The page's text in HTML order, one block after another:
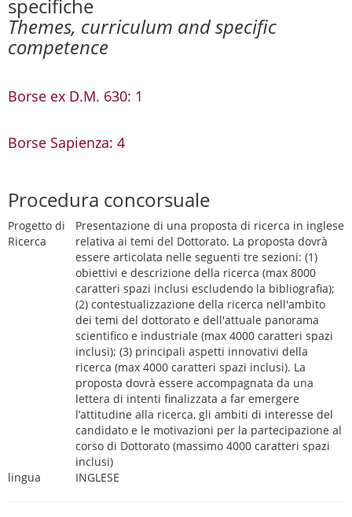
specifiche
Themes, curriculum and specific
competence
Borse ex D.M. 630: 1
Borse Sapienza: 4
Procedura concorsuale
Progetto di
Ricerca
Presentazione di una proposta di ricerca in inglese
relativa ai temi del Dottorato. La proposta dovrà
essere articolata nelle seguenti tre sezioni: (1)
obiettivi e descrizione della ricerca (max 8000
caratteri spazi inclusi escludendo la bibliografia);
(2) contestualizzazione della ricerca nell'ambito
dei temi del dottorato e dell'attuale panorama
scientifico e industriale (max 4000 caratteri spazi
inclusi); (3) principali aspetti innovativi della
ricerca (max 4000 caratteri spazi inclusi). La
proposta dovrà essere accompagnata da una
lettera di intenti finalizzata a far emergere
l’attitudine alla ricerca, gli ambiti di interesse del
candidato e le motivazioni per la partecipazione al
corso di Dottorato (massimo 4000 caratteri spazi
inclusi)
lingua
INGLESE